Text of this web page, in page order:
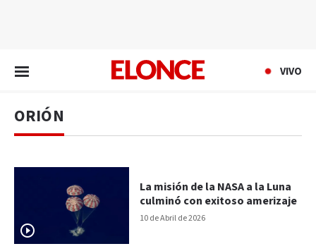
VIVO
ORIÓN
10 de Abril de 2026
La misión de la NASA a la Luna
culminó con exitoso amerizaje